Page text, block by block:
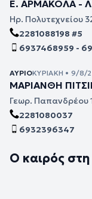
Ε. ΑΡΜΑΚΟΛΑ -
Ηρ. Πολυτεχνείου
2281088198 #5
6937468959 -
ΑΎΡΙΟΚΥΡΙΑΚΉ • 9/8/
ΜΑΡΙΑΝΘΗ
Γεωρ. Παπανδρέου
2281080037
6932396347
Ο καιρός